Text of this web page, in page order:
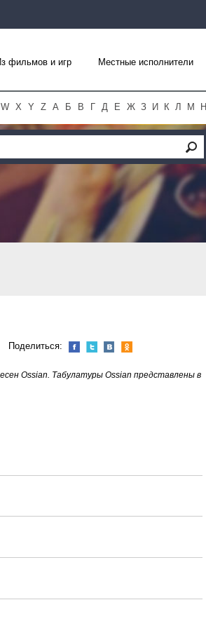
фильмов и игр Местные исполнители
W X Y Z А Б В Г Д Е Ж З И К Л М Н
Поделиться:
Ossian. Табулатуры Ossian представлены в